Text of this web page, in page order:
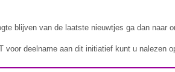
blijven van de laatste nieuwtjes ga dan naar
voor deelname aan dit initiatief kunt u nalezen